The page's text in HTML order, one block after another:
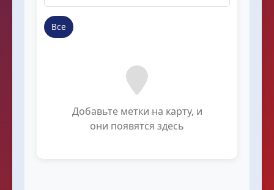
Все
Добавьте метки на карту, и
они появятся здесь